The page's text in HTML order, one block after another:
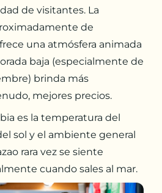
de visitantes. La
de
una atmósfera animada
baja (especialmente de
brinda más
mejores precios.
es la temperatura del
sol y el ambiente general
rara vez se siente
cuando sales al mar.